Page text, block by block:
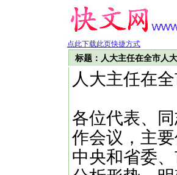
点此下载此页快捷方式
标题：人大主任在全市人
人大主任在
各位代表、
作会议，主
中央和省委